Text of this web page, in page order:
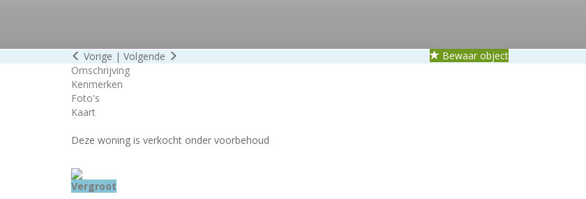
Vorige | Volgende
Omschrijving
Kenmerken
Foto's
Kaart
Bewaar object
Deze woning is verkocht onder voorbehoud
Vergroot